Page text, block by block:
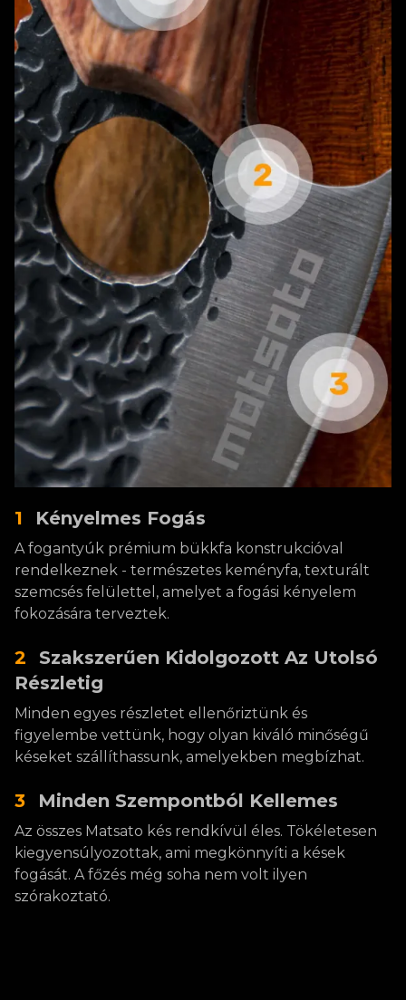
1 Kényelmes Fogás
A fogantyúk prémium bükkfa konstrukcióval
rendelkeznek - természetes keményfa, texturált
szemcsés felülettel, amelyet a fogási kényelem
fokozására terveztek.
2
Szakszerűen Kidolgozott Az Utolsó
Részletig
Minden egyes részletet ellenőriztünk és
figyelembe vettünk, hogy olyan kiváló minőségű
késeket szállíthassunk, amelyekben megbízhat.
3 Minden Szempontból Kellemes
Az összes Matsato kés rendkívül éles. Tökéletesen
kiegyensúlyozottak, ami megkönnyíti a kések
fogását. A főzés még soha nem volt ilyen
szórakoztató.